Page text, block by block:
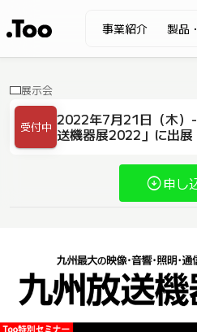
事業紹介 製品
展示会
受付中 2022年7月21日（木）
送機器展2022」に出展
申し